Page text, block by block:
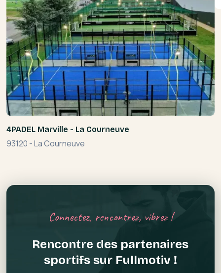
4PADEL Marville - La Courneuve
93120 -La Courneuve
Connectez, rencontrez, vibrez !
Rencontre des partenaires
sportifs sur Fullmotiv !